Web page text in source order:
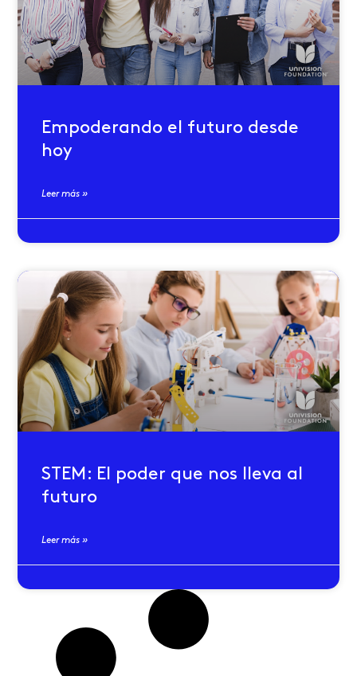
Empoderando el futuro desde
hoy
Leer más »
STEM: El poder que nos lleva al
futuro
Leer más »